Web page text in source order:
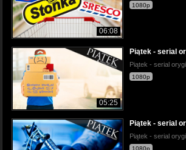
06:08
1080p
05:25
Piątek - serial
Piątek - serial
1080p
Piątek - serial
Piątek - serial